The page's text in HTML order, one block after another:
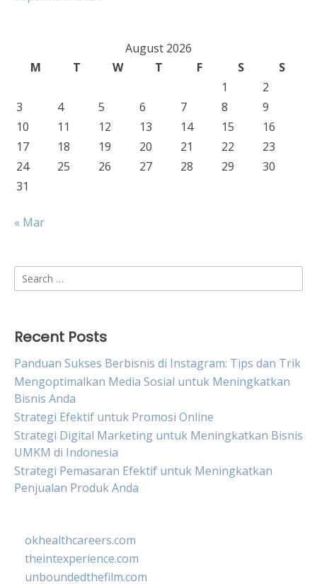
August 2026
M
T W T F S
S
1
2
3
4 5 6 7 8
9
10
11 12 13 14 15
16
17
18 19 20 21 22
23
24
25 26 27 28 29
30
31
« Mar
Search
for:
Recent Posts
Panduan Sukses Berbisnis di Instagram: Tips dan Trik
Mengoptimalkan Media Sosial untuk Meningkatkan
Bisnis Anda
Strategi Efektif untuk Promosi Online
Strategi Digital Marketing untuk Meningkatkan Bisnis
UMKM di Indonesia
Strategi Pemasaran Efektif untuk Meningkatkan
Penjualan Produk Anda
okhealthcareers.com
theintexperience.com
unboundedthefilm.com